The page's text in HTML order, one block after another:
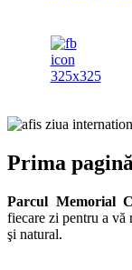
Prima pagină
Parcul Memorial
fiecare zi pentru a vă
şi natural.